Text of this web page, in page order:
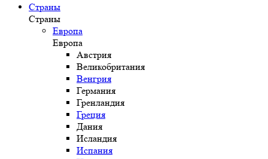
Страны
Страны
Европа
Европа
Австрия
Великобритания
Венгрия
Германия
Гренландия
Греция
Дания
Исландия
Испания